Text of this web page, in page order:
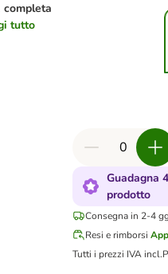
completa
tutto
Guadagna
prodotto
Consegna in 2-4
Resi e rimborsi
Tutti i prezzi IVA incl.